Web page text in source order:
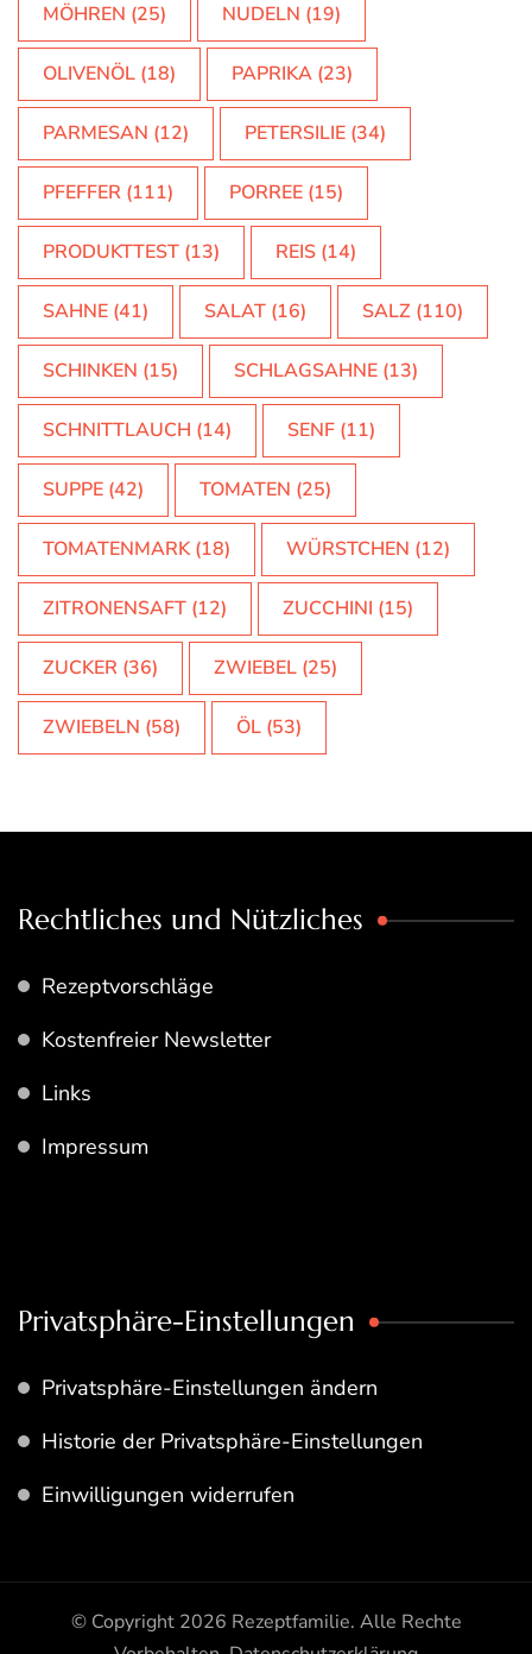
MÖHREN (25) NUDELN (19)
OLIVENÖL (18) PAPRIKA (23)
PARMESAN (12) PETERSILIE (34)
PFEFFER (111) PORREE (15)
PRODUKTTEST (13) REIS (14)
SAHNE (41) SALAT (16) SALZ (110)
SCHINKEN (15) SCHLAGSAHNE (13)
SCHNITTLAUCH (14) SENF (11)
SUPPE (42) TOMATEN (25)
TOMATENMARK(18) WÜRSTCHEN (12)
ZITRONENSAFT (12) ZUCCHINI (15)
ZUCKER (36) ZWIEBEL (25)
ZWIEBELN (58) ÖL (53)
Rechtliches und Nützliches
Rezeptvorschläge
Kostenfreier Newsletter
Links
Impressum
Privatsphäre-Einstellungen
Privatsphäre-Einstellungen ändern
Historie der Privatsphäre-Einstellungen
Einwilligungen widerrufen
© Copyright 2026 Rezeptfamilie. Alle Rechte